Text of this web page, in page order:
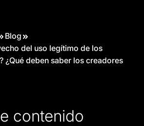
Blog
del uso legítimo de los
¿Qué deben saber los creadores
contenido